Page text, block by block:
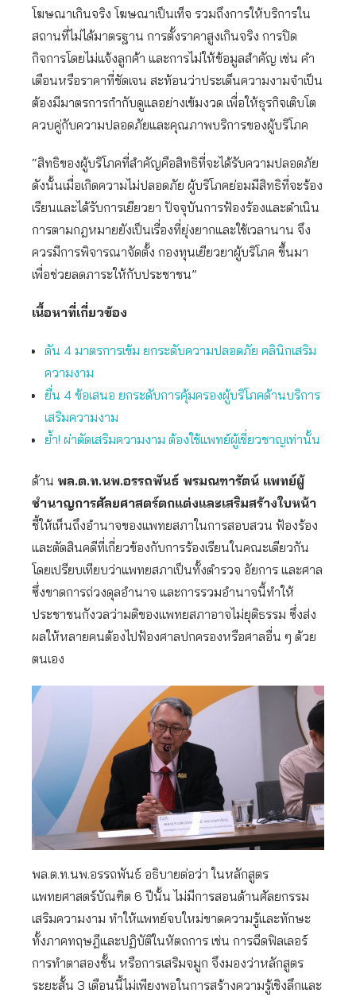
โฆษณาเกินจริง โฆษณาเป็นเท็จ รวมถึงการให้บริการใน
สถานที่ไม่ได้มาตรฐาน การตั้งราคาสูงเกินจริง การปิด
กิจการโดยไม่แจ้งลูกค้า และการไม่ให้ข้อมูลสำคัญ เช่น คำ
เตือนหรือราคาที่ชัดเจน สะท้อนว่าประเด็นความงามจำเป็น
ต้องมีมาตรการกำกับดูแลอย่างเข้มงวด เพื่อให้ธุรกิจเติบโต
ควบคู่กับความปลอดภัยและคุณภาพบริการของผู้บริโภค
“สิทธิของผู้บริโภคที่สำคัญคือสิทธิที่จะได้รับความปลอดภัย
ดังนั้นเมื่อเกิดความไม่ปลอดภัย ผู้บริโภคย่อมมีสิทธิที่จะร้อง
เรียนและได้รับการเยียวยา ปัจจุบันการฟ้องร้องและดำเนิน
การตามกฎหมายยังเป็นเรื่องที่ยุ่งยากและใช้เวลานาน จึง
ควรมีการพิจารณาจัดตั้ง กองทุนเยียวยาผู้บริโภค ขึ้นมา
เพื่อช่วยลดภาระให้กับประชาชน”
เนื้อหาที่เกี่ยวข้อง
ดัน 4 มาตรการเข้ม ยกระดับความปลอดภัย คลินิกเสริม
ความงาม
ยื่น 4 ข้อเสนอ ยกระดับการคุ้มครองผู้บริโภคด้านบริการ
เสริมความงาม
ย้ำ! ผ่าตัดเสริมความงาม ต้องใช้แพทย์ผู้เชี่ยวชาญเท่านั้น
ด้าน พล.ต.ท.นพ.อรรถพันธ์ พรมณฑารัตน์ แพทย์ผู้
ชำนาญการศัลยศาสตร์ตกแต่งและเสริมสร้างใบหน้า
ชี้ให้เห็นถึงอำนาจของแพทยสภาในการสอบสวน ฟ้องร้อง
และตัดสินคดีที่เกี่ยวข้องกับการร้องเรียนในคณะเดียวกัน
โดยเปรียบเทียบว่าแพทยสภาเป็นทั้งตำรวจ อัยการ และศาล
ซึ่งขาดการถ่วงดุลอำนาจ และการรวมอำนาจนี้ทำให้
ประชาชนกังวลว่ามติของแพทยสภาอาจไม่ยุติธรรม ซึ่งส่ง
ผลให้หลายคนต้องไปฟ้องศาลปกครองหรือศาลอื่น ๆ ด้วย
ตนเอง
พล.ต.ท.นพ.อรรถพันธ์ อธิบายต่อว่า ในหลักสูตร
แพทยศาสตร์บัณฑิต 6 ปีนั้น ไม่มีการสอนด้านศัลยกรรม
เสริมความงาม ทำให้แพทย์จบใหม่ขาดความรู้และทักษะ
ทั้งภาคทฤษฎีและปฏิบัติในหัตถการ เช่น การฉีดฟิลเลอร์
การทำตาสองชั้น หรือการเสริมจมูก จึงมองว่าหลักสูตร
ระยะสั้น 3 เดือนนี้ไม่เพียงพอในการสร้างความรู้เชิงลึกและ